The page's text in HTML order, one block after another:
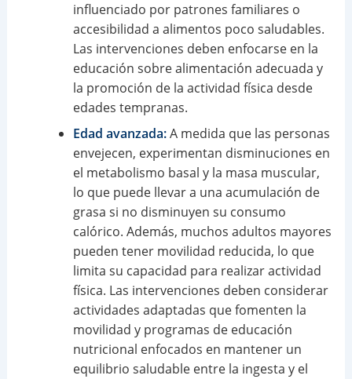
influenciado por patrones familiares o
accesibilidad a alimentos poco saludables.
Las intervenciones deben enfocarse en la
educación sobre alimentación adecuada y
la promoción de la actividad física desde
edades tempranas.
Edad avanzada:A medida que las personas
envejecen, experimentan disminuciones en
el metabolismo basal y la masa muscular,
lo que puede llevar a una acumulación de
grasa si no disminuyen su consumo
calórico. Además, muchos adultos mayores
pueden tener movilidad reducida, lo que
limita su capacidad para realizar actividad
física. Las intervenciones deben considerar
actividades adaptadas que fomenten la
movilidad y programas de educación
nutricional enfocados en mantener un
equilibrio saludable entre la ingesta y el